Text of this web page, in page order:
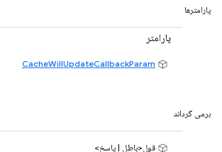
پارامترها
پارامتر
CacheWillUpdateCallbackParam
برمی گرداند
قول<باطل | پاسخ>